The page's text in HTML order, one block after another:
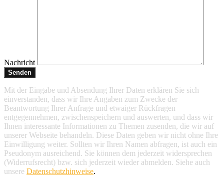
Nachricht
Mit der Eingabe und Absendung Ihrer Daten erklären Sie sich
einverstanden, dass wir Ihre Angaben zum Zwecke der
Beantwortung Ihrer Anfrage und etwaiger Rückfragen
entgegennehmen, zwischenspeichern und auswerten, und dass wir
Ihnen interessante Informationen zu Themen zusenden, die wir auf
unserer Webseite behandeln. Diese Daten geben wir nicht ohne Ihre
Einwilligung weiter. Sollten wir Ihren Namen abfragen, ist auch ein
Pseudonym ausreichend. Sie können dem jederzeit widersprechen
(Widerrufsrecht) bzw. sich jederzeit wieder abmelden. Siehe auch
unsere Datenschutzhinweise.